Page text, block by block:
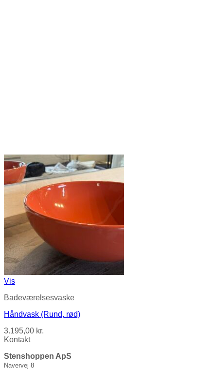
Vis
Badeværelsesvaske
Håndvask (Rund, rød)
3.195,00 kr.
Kontakt
Stenshoppen ApS
Navervej 8